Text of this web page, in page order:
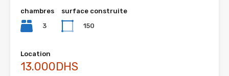
chambres
3
surface construite
150
Location
13.000DHS